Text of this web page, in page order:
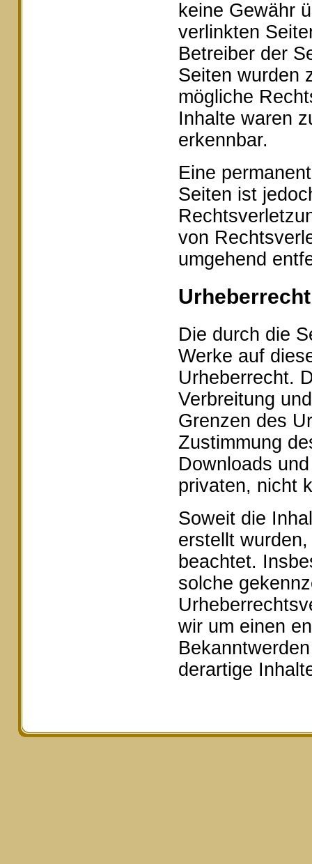
keine Gewähr
verlinkten
Betreiber der
Seiten wurden
mögliche
Inhalte waren
erkennbar.
Eine
Seiten ist
von
umgehend
Urheberrecht
Die durch die
Werke auf
Urheberrecht.
Verbreitung
Grenzen des
Zustimmung
Downloads
privaten, nicht
Soweit die
erstellt
beachtet.
solche
wir um einen
derartige